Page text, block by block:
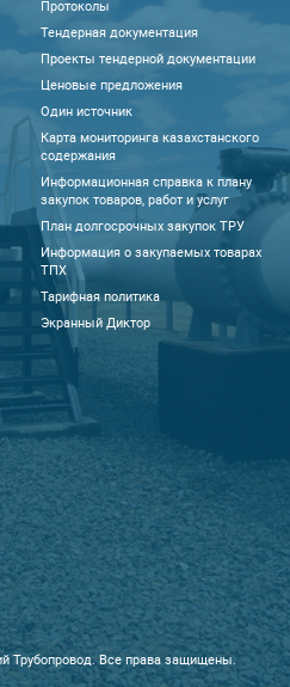
Протоколы
Тендерная документация
Проекты тендерной документации
Ценовые предложения
Один источник
Карта мониторинга казахстанского
содержания
Информационная справка к плану
закупок товаров, работ и услуг
План долгосрочных закупок ТРУ
Информация о закупаемых товарах
ТПХ
Тарифная политика
Экранный Диктор
Трубопровод. Все права защищены.